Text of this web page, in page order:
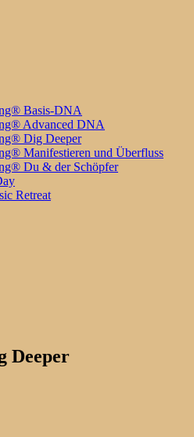
Basis-DNA
Advanced DNA
Dig Deeper
Manifestieren und Überfluss
Du & der Schöpfer
Retreat
Deeper